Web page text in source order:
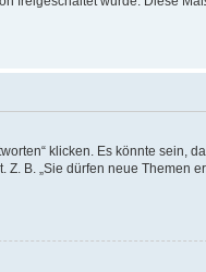
klicken. Es könnte sein,
B. „Sie dürfen neue Themen